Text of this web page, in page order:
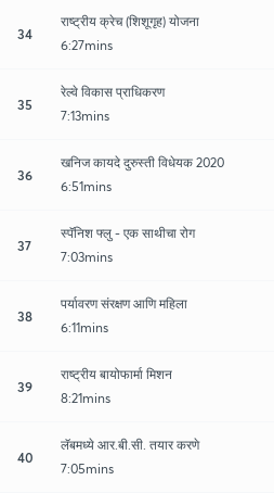
34
राष्ट्रीय क्रेच (शिशूगृह) योजना
6:27mins
35
रेल्वे विकास प्राधिकरण
7:13mins
36
खनिज कायदे दुरुस्ती विधेयक 2020
6:51mins
37
स्पॅनिश फ्लु - एक साथीचा रोग
7:03mins
38
पर्यावरण संरक्षण आणि महिला
6:11mins
39
राष्ट्रीय बायोफार्मा मिशन
8:21mins
40
लॅबमध्ये आर.बी.सी. तयार करणे
7:05mins